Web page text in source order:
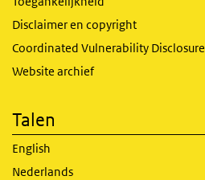
Disclaimer en copyright
Coordinated Vulnerability Disclosure
Website archief
Talen
English
Nederlands